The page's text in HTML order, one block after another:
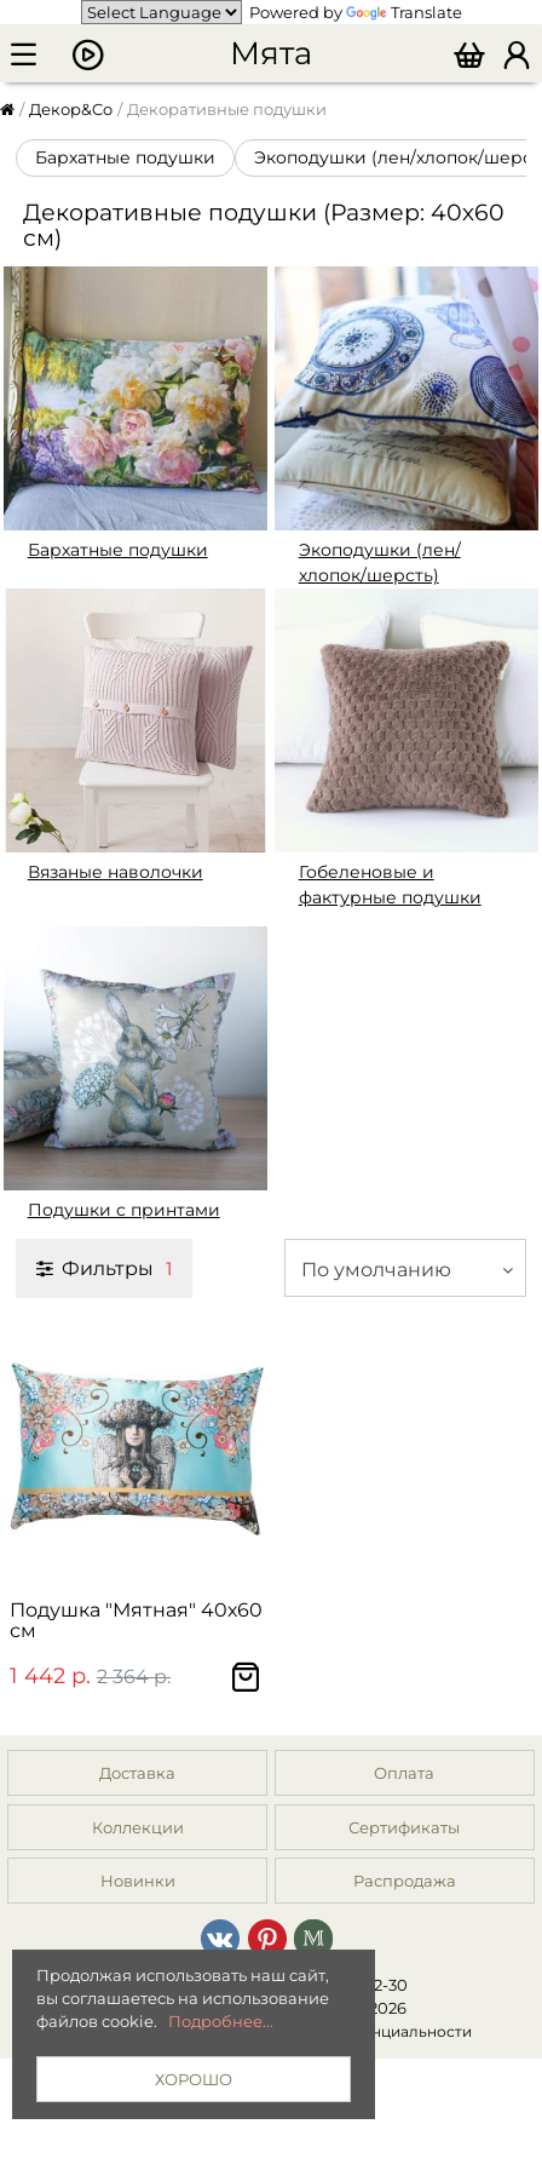
Powered by Translate
Мята
Декор&Co Декоративные подушки
Бархатные подушки Экоподушки (лен/хлопок/
Декоративные подушки (Размер: 40х60
см)
Бархатные подушки
Экоподушки (лен/
хлопок/шерсть)
Вязаные наволочки
Гобеленовые и
фактурные подушки
Подушки с принтами
Фильтры 1 По умолчанию
Подушка "Мятная" 40х60
см
1 442 р. 2 364 р.
Доставка Оплата
Коллекции Сертификаты
Новинки Распродажа
8 (499) 392-01-44, 8 (977) 149-22-30
Интернет-магазин "Мята" © 2026
Публичная оферта |Политика конфиденциальности
Продолжая использовать наш сайт,
вы соглашаетесь на использование
файлов cookie.
Подробнее...
ХОРОШО